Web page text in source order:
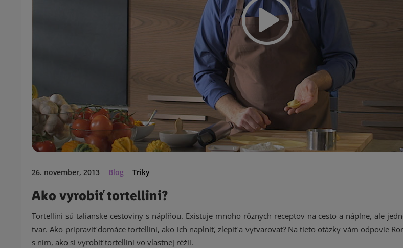
26. november, 2013 Blog Triky
Ako vyrobiť tortellini?
Tortellini sú talianske cestoviny s náplňou. Existuje mnoho rôznych receptov na cesto a náplne, ale
tvar. Ako pripraviť domáce tortellini, ako ich naplniť, zlepiť a vytvarovať? Na tieto otázky vám odpovie
s ním, ako si vyrobiť tortellini vo vlastnej réžii.